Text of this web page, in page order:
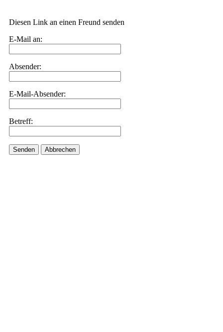
Diesen Link an einen Freund senden
E-Mail an:
Absender:
E-Mail-Absender:
Betreff:
Senden Abbrechen